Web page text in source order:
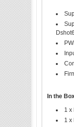
In the
1 x
1 x